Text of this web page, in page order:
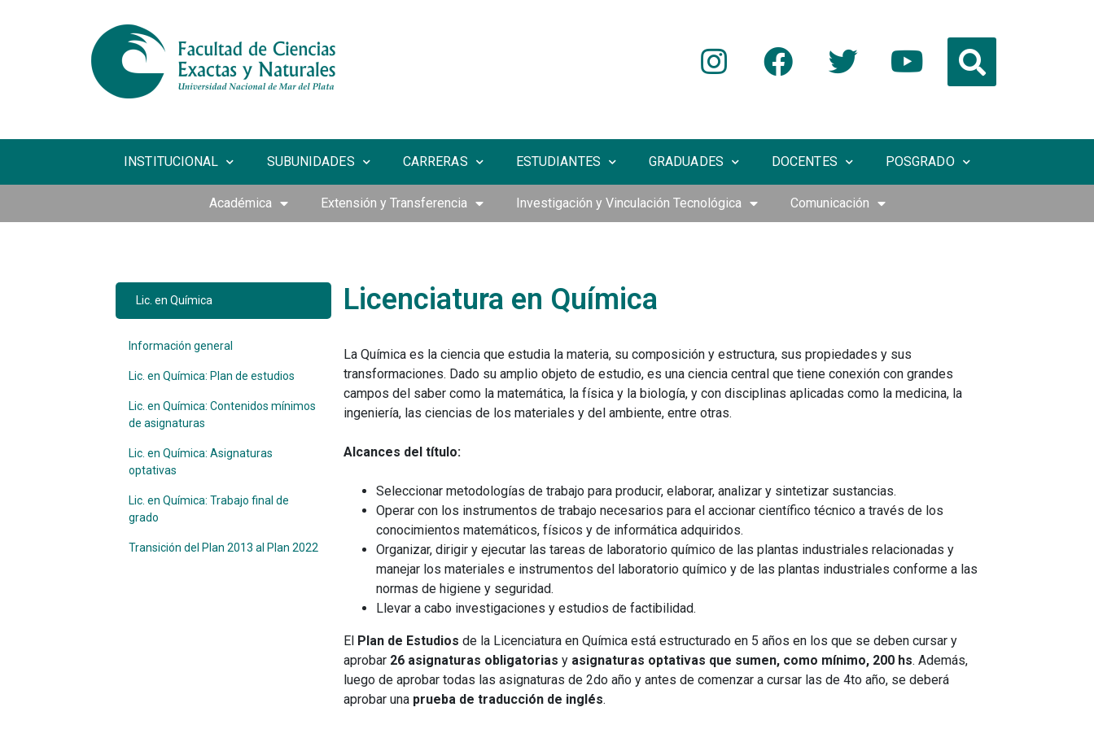
INSTITUCIONAL SUBUNIDADES CARRERAS ESTUDIANTES GRADUADES DOCENTES POSGRADO
Académica Extensión y Transferencia Investigación y Vinculación Tecnológica Comunicación
Lic. en Química
Información general
Lic. en Química: Plan de estudios
Lic. en Química: Contenidos mínimos
de asignaturas
Lic. en Química: Asignaturas
optativas
Lic. en Química: Trabajo final de
grado
Transición del Plan 2013 al Plan 2022
Licenciatura en Química
La Química es la ciencia que estudia la materia, su composición y estructura, sus propiedades y sus
transformaciones. Dado su amplio objeto de estudio, es una ciencia central que tiene conexión con grandes
campos del saber como la matemática, la física y la biología, y con disciplinas aplicadas como la medicina, la
ingeniería, las ciencias de los materiales y del ambiente, entre otras.
Alcances del título:
Seleccionar metodologías de trabajo para producir, elaborar, analizar y sintetizar sustancias.
Operar con los instrumentos de trabajo necesarios para el accionar científico técnico a través de los
conocimientos matemáticos, físicos y de informática adquiridos.
Organizar, dirigir y ejecutar las tareas de laboratorio químico de las plantas industriales relacionadas y
manejar los materiales e instrumentos del laboratorio químico y de las plantas industriales conforme a las
normas de higiene y seguridad.
Llevar a cabo investigaciones y estudios de factibilidad.
El Plan de Estudios de la Licenciatura en Química está estructurado en 5 años en los que se deben cursar y
aprobar 26 asignaturas obligatorias y asignaturas optativas que sumen, como mínimo, 200 hs. Además,
luego de aprobar todas las asignaturas de 2do año y antes de comenzar a cursar las de 4to año, se deberá
aprobar una prueba de traducción de inglés.